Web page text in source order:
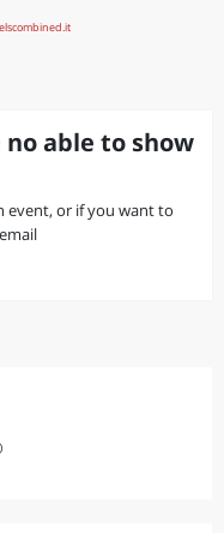
able to show
event, or if you want to